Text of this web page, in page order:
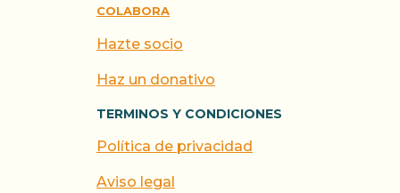
COLABORA
Hazte socio
Haz un donativo
TERMINOS Y CONDICIONES
Política de privacidad
Aviso legal